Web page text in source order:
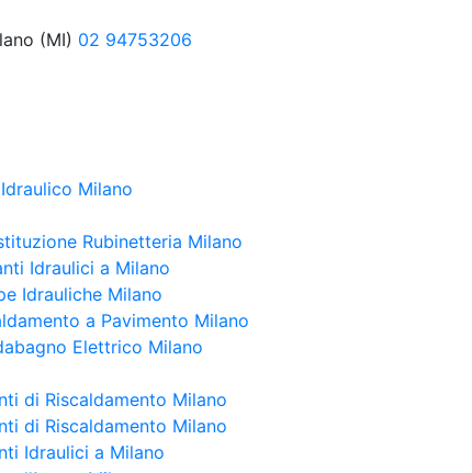
(MI) 02 94753206
Milano
Rubinetteria Milano
Idraulici a Milano
Idrauliche Milano
a Pavimento Milano
Elettrico Milano
di Riscaldamento Milano
di Riscaldamento Milano
Idraulici a Milano